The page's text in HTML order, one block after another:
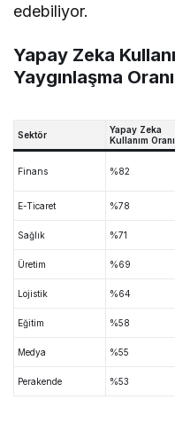
edebiliyor.
Yapay Zeka
Yaygınlaşma
Sektör
Yapay Zeka
Kullanım Oranı
Finans %82
E-Ticaret %78
Sağlık %71
Üretim %69
Lojistik %64
Eğitim %58
Medya %55
Perakende %53